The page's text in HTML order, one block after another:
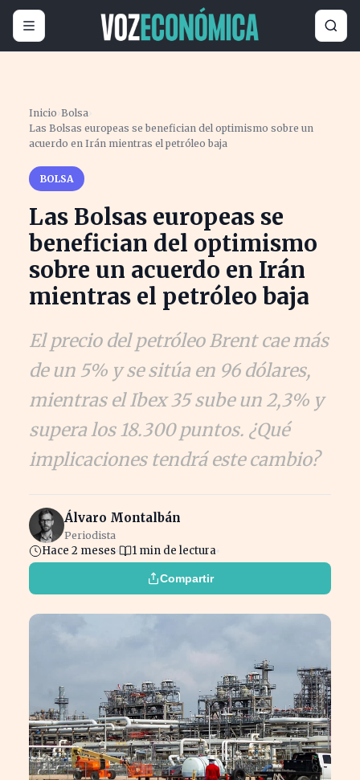
Inicio ›Bolsa›
Las Bolsas europeas se benefician del optimismo sobre un
acuerdo en Irán mientras el petróleo baja
BOLSA
Las Bolsas europeas se
benefician del optimismo
sobre un acuerdo en Irán
mientras el petróleo baja
El precio del petróleo Brent cae más
de un 5% y se sitúa en 96 dólares,
mientras el Ibex 35 sube un 2,3% y
supera los 18.300 puntos. ¿Qué
implicaciones tendrá este cambio?
Álvaro Montalbán
Periodista
Hace 2 meses 1 min de lectura
Compartir